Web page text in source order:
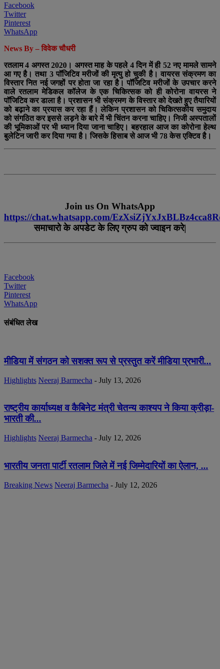
Facebook
Twitter
Pinterest
WhatsApp
News By – विवेक चौधरी
रतलाम 4 अगस्त 2020। अगस्त माह के पहले 4 दिन में ही 52 नए मामले सामने
आ गए है। तथा 3 पॉजिटिव मरीजों की मृत्यु हो चुकी है। वायरस संक्रमण का
विस्तार नित नई जगहों पर होता जा रहा है। पॉजिटिव मरीजों के उपचार करने
वाले रतलाम मेडिकल कॉलेज के एक चिकित्सक को ही कोरोना वायरस ने
पॉजिटिव कर डाला है। प्रशासन भी संक्रमण के विस्तार को देखते हुए तैयारियों
को बढ़ाने का प्रयास कर रहा हैं। लेकिन प्रशासन को चिकित्सकीय समुदाय
को संगठित कर इससे लड़ने के बारे में भी चिंतन करना चाहिए। निजी अस्पतालों
की भूमिकाओं पर भी ध्यान दिया जाना चाहिए। बहरहाल आज का कोरोना हेल्थ
बुलेटिन जारी कर दिया गया है। जिसके हिसाब से आज भी 78 केस एक्टिव है।
Join us On WhatsApp
https://chat.whatsapp.com/
समाचारो के अपडेट के लिए ग्रुप को ज्वाइन करे|
Facebook
Twitter
Pinterest
WhatsApp
संबंधित लेख
मीडिया में संगठन को सशक्त रूप से प्रस्तुत करें मीडिया प्रभारी...
Highlights Neeraj Barmecha - July 13, 2026
राष्ट्रीय कार्याध्यक्ष व कैबिनेट मंत्री चेतन्य काश्यप ने किया क्रीड़ा-
भारती की...
Highlights Neeraj Barmecha - July 12, 2026
भारतीय जनता पार्टी रतलाम जिले में नई जिम्मेदारियों का ऐलान, ...
Breaking News Neeraj Barmecha - July 12, 2026